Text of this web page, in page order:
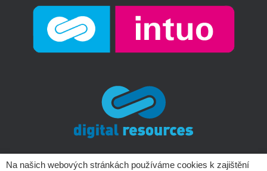
Na našich webových stránkách používáme cookies k zajištění